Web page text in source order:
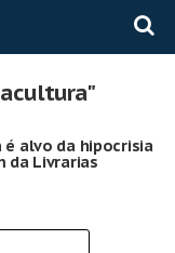
é alvo da hipocrisia
da Livrarias